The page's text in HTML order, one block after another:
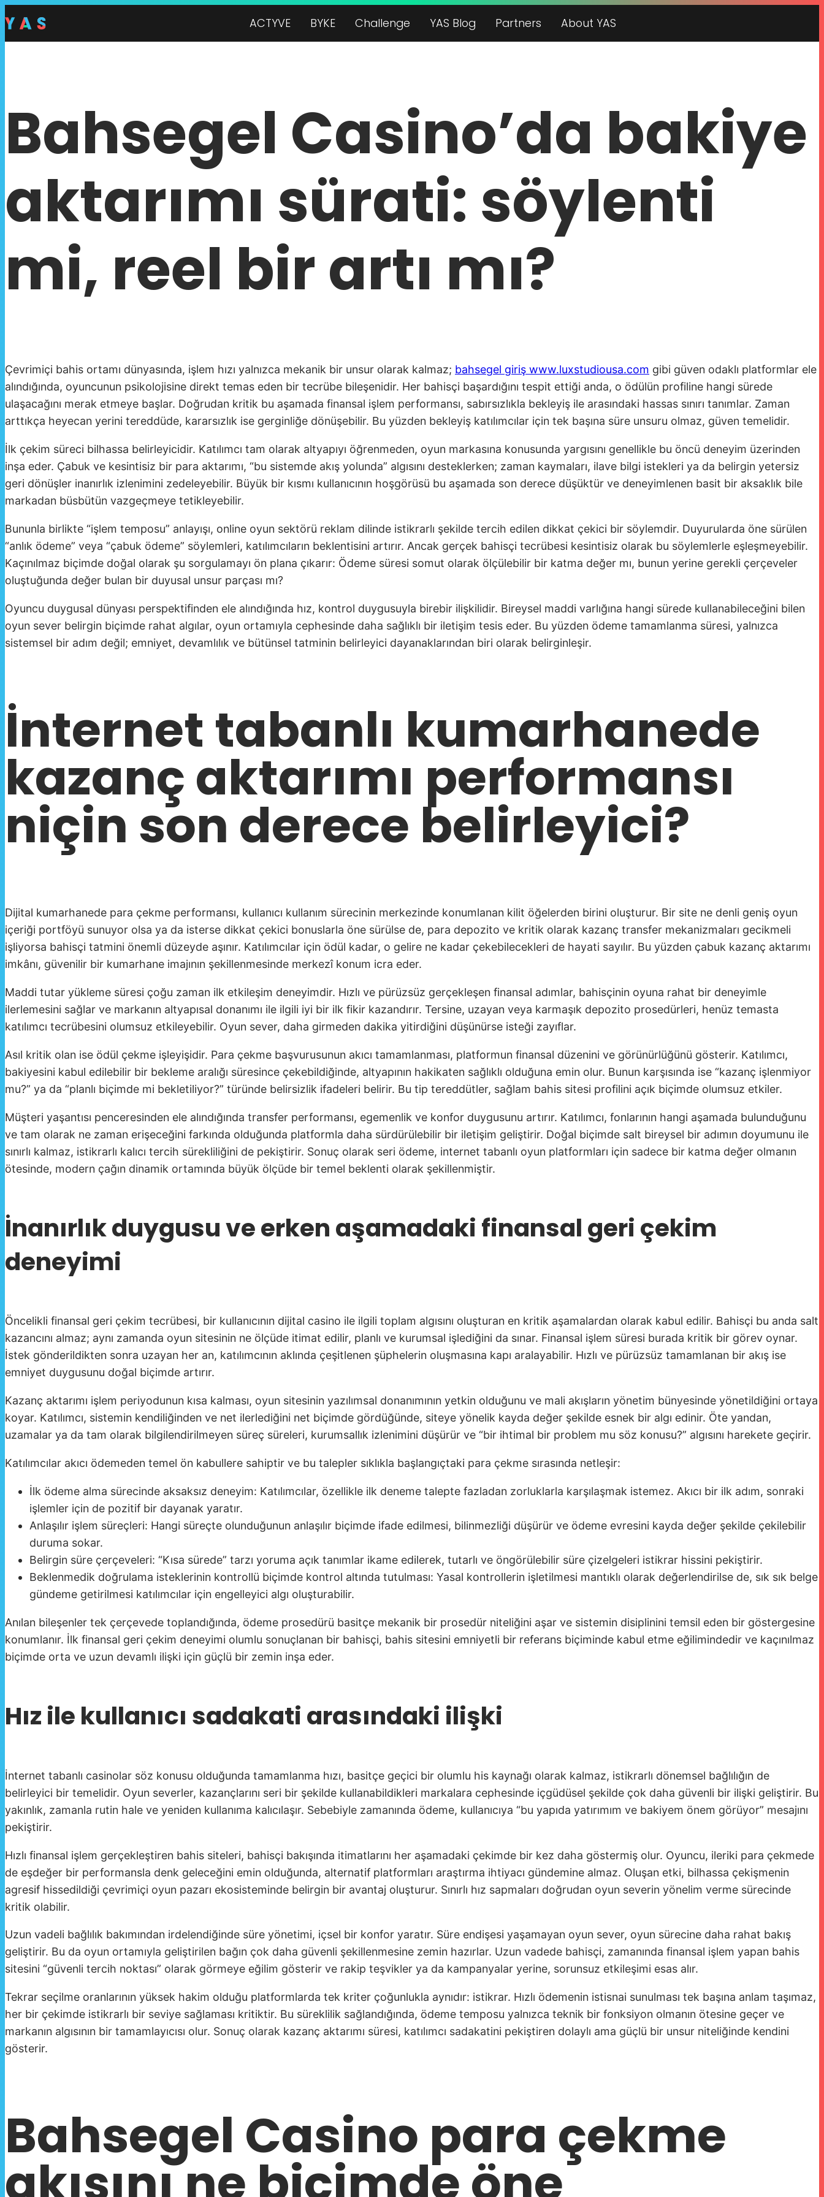
ACTYVE BYKE Challenge YAS Blog Partners About YAS
Bahsegel Casino’da bakiye
aktarımı sürati: söylenti
mi, reel bir artı mı?
Çevrimiçi bahis ortamı dünyasında, işlem hızı yalnızca mekanik bir unsur olarak kalmaz; bahsegel giriş www.luxstudiousa.com gibi güven odaklı platformlar ele
alındığında, oyuncunun psikolojisine direkt temas eden bir tecrübe bileşenidir. Her bahisçi başardığını tespit ettiği anda, o ödülün profiline hangi sürede
ulaşacağını merak etmeye başlar. Doğrudan kritik bu aşamada finansal işlem performansı, sabırsızlıkla bekleyiş ile arasındaki hassas sınırı tanımlar. Zaman
arttıkça heyecan yerini tereddüde, kararsızlık ise gerginliğe dönüşebilir. Bu yüzden bekleyiş katılımcılar için tek başına süre unsuru olmaz, güven temelidir.
İlk çekim süreci bilhassa belirleyicidir. Katılımcı tam olarak altyapıyı öğrenmeden, oyun markasına konusunda yargısını genellikle bu öncü deneyim üzerinden
inşa eder. Çabuk ve kesintisiz bir para aktarımı, “bu sistemde akış yolunda” algısını desteklerken; zaman kaymaları, ilave bilgi istekleri ya da belirgin yetersiz
geri dönüşler inanırlık izlenimini zedeleyebilir. Büyük bir kısmı kullanıcının hoşgörüsü bu aşamada son derece düşüktür ve deneyimlenen basit bir aksaklık bile
markadan büsbütün vazgeçmeye tetikleyebilir.
Bununla birlikte “işlem temposu” anlayışı, online oyun sektörü reklam dilinde istikrarlı şekilde tercih edilen dikkat çekici bir söylemdir. Duyurularda öne sürülen
“anlık ödeme” veya “çabuk ödeme” söylemleri, katılımcıların beklentisini artırır. Ancak gerçek bahisçi tecrübesi kesintisiz olarak bu söylemlerle eşleşmeyebilir.
Kaçınılmaz biçimde doğal olarak şu sorgulamayı ön plana çıkarır: Ödeme süresi somut olarak ölçülebilir bir katma değer mı, bunun yerine gerekli çerçeveler
oluştuğunda değer bulan bir duyusal unsur parçası mı?
Oyuncu duygusal dünyası perspektifinden ele alındığında hız, kontrol duygusuyla birebir ilişkilidir. Bireysel maddi varlığına hangi sürede kullanabileceğini bilen
oyun sever belirgin biçimde rahat algılar, oyun ortamıyla cephesinde daha sağlıklı bir iletişim tesis eder. Bu yüzden ödeme tamamlanma süresi, yalnızca
sistemsel bir adım değil; emniyet, devamlılık ve bütünsel tatminin belirleyici dayanaklarından biri olarak belirginleşir.
İnternet tabanlı kumarhanede
kazanç aktarımı performansı
niçin son derece belirleyici?
Dijital kumarhanede para çekme performansı, kullanıcı kullanım sürecinin merkezinde konumlanan kilit öğelerden birini oluşturur. Bir site ne denli geniş oyun
içeriği portföyü sunuyor olsa ya da isterse dikkat çekici bonuslarla öne sürülse de, para depozito ve kritik olarak kazanç transfer mekanizmaları gecikmeli
işliyorsa bahisçi tatmini önemli düzeyde aşınır. Katılımcılar için ödül kadar, o gelire ne kadar çekebilecekleri de hayati sayılır. Bu yüzden çabuk kazanç aktarımı
imkânı, güvenilir bir kumarhane imajının şekillenmesinde merkezî konum icra eder.
Maddi tutar yükleme süresi çoğu zaman ilk etkileşim deneyimdir. Hızlı ve pürüzsüz gerçekleşen finansal adımlar, bahisçinin oyuna rahat bir deneyimle
ilerlemesini sağlar ve markanın altyapısal donanımı ile ilgili iyi bir ilk fikir kazandırır. Tersine, uzayan veya karmaşık depozito prosedürleri, henüz temasta
katılımcı tecrübesini olumsuz etkileyebilir. Oyun sever, daha girmeden dakika yitirdiğini düşünürse isteği zayıflar.
Asıl kritik olan ise ödül çekme işleyişidir. Para çekme başvurusunun akıcı tamamlanması, platformun finansal düzenini ve görünürlüğünü gösterir. Katılımcı,
bakiyesini kabul edilebilir bir bekleme aralığı süresince çekebildiğinde, altyapının hakikaten sağlıklı olduğuna emin olur. Bunun karşısında ise “kazanç işlenmiyor
mu?” ya da “planlı biçimde mi bekletiliyor?” türünde belirsizlik ifadeleri belirir. Bu tip tereddütler, sağlam bahis sitesi profilini açık biçimde olumsuz etkiler.
Müşteri yaşantısı penceresinden ele alındığında transfer performansı, egemenlik ve konfor duygusunu artırır. Katılımcı, fonlarının hangi aşamada bulunduğunu
ve tam olarak ne zaman erişeceğini farkında olduğunda platformla daha sürdürülebilir bir iletişim geliştirir. Doğal biçimde salt bireysel bir adımın doyumunu ile
sınırlı kalmaz, istikrarlı kalıcı tercih sürekliliğini de pekiştirir. Sonuç olarak seri ödeme, internet tabanlı oyun platformları için sadece bir katma değer olmanın
ötesinde, modern çağın dinamik ortamında büyük ölçüde bir temel beklenti olarak şekillenmiştir.
İnanırlık duygusu ve erken aşamadaki finansal geri çekim
deneyimi
Öncelikli finansal geri çekim tecrübesi, bir kullanıcının dijital casino ile ilgili toplam algısını oluşturan en kritik aşamalardan olarak kabul edilir. Bahisçi bu anda salt
kazancını almaz; aynı zamanda oyun sitesinin ne ölçüde itimat edilir, planlı ve kurumsal işlediğini da sınar. Finansal işlem süresi burada kritik bir görev oynar.
İstek gönderildikten sonra uzayan her an, katılımcının aklında çeşitlenen şüphelerin oluşmasına kapı aralayabilir. Hızlı ve pürüzsüz tamamlanan bir akış ise
emniyet duygusunu doğal biçimde artırır.
Kazanç aktarımı işlem periyodunun kısa kalması, oyun sitesinin yazılımsal donanımının yetkin olduğunu ve mali akışların yönetim bünyesinde yönetildiğini ortaya
koyar. Katılımcı, sistemin kendiliğinden ve net ilerlediğini net biçimde gördüğünde, siteye yönelik kayda değer şekilde esnek bir algı edinir. Öte yandan,
uzamalar ya da tam olarak bilgilendirilmeyen süreç süreleri, kurumsallık izlenimini düşürür ve “bir ihtimal bir problem mu söz konusu?” algısını harekete geçirir.
Katılımcılar akıcı ödemeden temel ön kabullere sahiptir ve bu talepler sıklıkla başlangıçtaki para çekme sırasında netleşir:
İlk ödeme alma sürecinde aksaksız deneyim: Katılımcılar, özellikle ilk deneme talepte fazladan zorluklarla karşılaşmak istemez. Akıcı bir ilk adım, sonraki
işlemler için de pozitif bir dayanak yaratır.
Anlaşılır işlem süreçleri: Hangi süreçte olunduğunun anlaşılır biçimde ifade edilmesi, bilinmezliği düşürür ve ödeme evresini kayda değer şekilde çekilebilir
duruma sokar.
Belirgin süre çerçeveleri: “Kısa sürede” tarzı yoruma açık tanımlar ikame edilerek, tutarlı ve öngörülebilir süre çizelgeleri istikrar hissini pekiştirir.
Beklenmedik doğrulama isteklerinin kontrollü biçimde kontrol altında tutulması: Yasal kontrollerin işletilmesi mantıklı olarak değerlendirilse de, sık sık belge
gündeme getirilmesi katılımcılar için engelleyici algı oluşturabilir.
Anılan bileşenler tek çerçevede toplandığında, ödeme prosedürü basitçe mekanik bir prosedür niteliğini aşar ve sistemin disiplinini temsil eden bir göstergesine
konumlanır. İlk finansal geri çekim deneyimi olumlu sonuçlanan bir bahisçi, bahis sitesini emniyetli bir referans biçiminde kabul etme eğilimindedir ve kaçınılmaz
biçimde orta ve uzun devamlı ilişki için güçlü bir zemin inşa eder.
Hız ile kullanıcı sadakati arasındaki ilişki
İnternet tabanlı casinolar söz konusu olduğunda tamamlanma hızı, basitçe geçici bir olumlu his kaynağı olarak kalmaz, istikrarlı dönemsel bağlılığın de
belirleyici bir temelidir. Oyun severler, kazançlarını seri bir şekilde kullanabildikleri markalara cephesinde içgüdüsel şekilde çok daha güvenli bir ilişki geliştirir. Bu
yakınlık, zamanla rutin hale ve yeniden kullanıma kalıcılaşır. Sebebiyle zamanında ödeme, kullanıcıya “bu yapıda yatırımım ve bakiyem önem görüyor” mesajını
pekiştirir.
Hızlı finansal işlem gerçekleştiren bahis siteleri, bahisçi bakışında itimatlarını her aşamadaki çekimde bir kez daha göstermiş olur. Oyuncu, ileriki para çekmede
de eşdeğer bir performansla denk geleceğini emin olduğunda, alternatif platformları araştırma ihtiyacı gündemine almaz. Oluşan etki, bilhassa çekişmenin
agresif hissedildiği çevrimiçi oyun pazarı ekosisteminde belirgin bir avantaj oluşturur. Sınırlı hız sapmaları doğrudan oyun severin yönelim verme sürecinde
kritik olabilir.
Uzun vadeli bağlılık bakımından irdelendiğinde süre yönetimi, içsel bir konfor yaratır. Süre endişesi yaşamayan oyun sever, oyun sürecine daha rahat bakış
geliştirir. Bu da oyun ortamıyla geliştirilen bağın çok daha güvenli şekillenmesine zemin hazırlar. Uzun vadede bahisçi, zamanında finansal işlem yapan bahis
sitesini “güvenli tercih noktası” olarak görmeye eğilim gösterir ve rakip teşvikler ya da kampanyalar yerine, sorunsuz etkileşimi esas alır.
Tekrar seçilme oranlarının yüksek hakim olduğu platformlarda tek kriter çoğunlukla aynıdır: istikrar. Hızlı ödemenin istisnai sunulması tek başına anlam taşımaz,
her bir çekimde istikrarlı bir seviye sağlaması kritiktir. Bu süreklilik sağlandığında, ödeme temposu yalnızca teknik bir fonksiyon olmanın ötesine geçer ve
markanın algısının bir tamamlayıcısı olur. Sonuç olarak kazanç aktarımı süresi, katılımcı sadakatini pekiştiren dolaylı ama güçlü bir unsur niteliğinde kendini
gösterir.
Bahsegel Casino para çekme
akışını ne biçimde öne